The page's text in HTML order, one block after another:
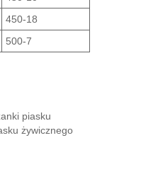
450-18
500-7
piasku
żywicznego